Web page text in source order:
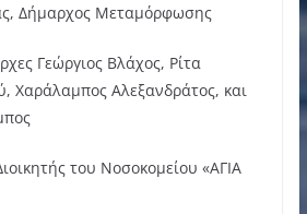
Δήμαρχος Μεταμόρφωσης
Γεώργιος Βλάχος, Ρίτα
Χαράλαμπος Αλεξανδράτος, και
του Νοσοκομείου «ΑΓΙΑ